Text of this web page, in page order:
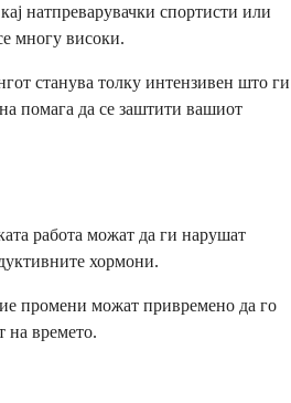
натпреварувачки спортисти или
многу високи.
станува толку интензивен што ги
помага да се заштити вашиот
работа можат да ги нарушат
хормони.
промени можат привремено да го
на времето.